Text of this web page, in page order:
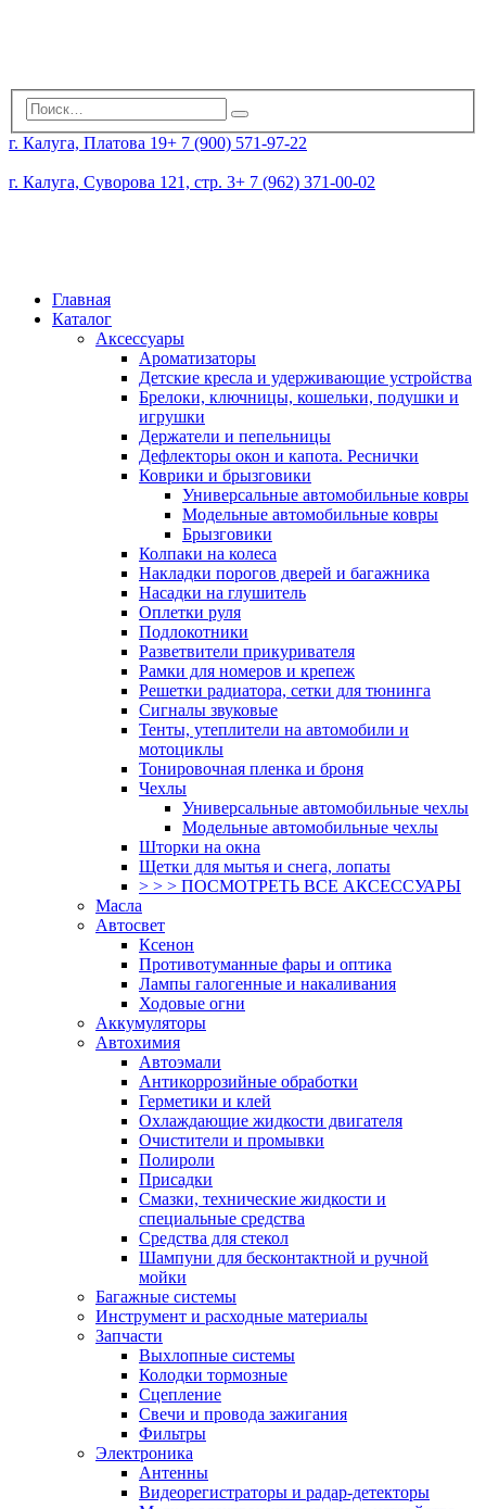
г. Калуга, Платова 19+ 7 (900) 571-97-22
г. Калуга, Суворова 121, стр. 3+ 7 (962) 371-00-02
Главная
Каталог
Аксессуары
Ароматизаторы
Детские кресла и удерживающие устройства
Брелоки, ключницы, кошельки, подушки и
игрушки
Держатели и пепельницы
Дефлекторы окон и капота. Реснички
Коврики и брызговики
Универсальные автомобильные ковры
Модельные автомобильные ковры
Брызговики
Колпаки на колеса
Накладки порогов дверей и багажника
Насадки на глушитель
Оплетки руля
Подлокотники
Разветвители прикуривателя
Рамки для номеров и крепеж
Решетки радиатора, сетки для тюнинга
Сигналы звуковые
Тенты, утеплители на автомобили и
мотоциклы
Тонировочная пленка и броня
Чехлы
Универсальные автомобильные чехлы
Модельные автомобильные чехлы
Шторки на окна
Щетки для мытья и снега, лопаты
> > > ПОСМОТРЕТЬ ВСЕ АКСЕССУАРЫ
Масла
Автосвет
Ксенон
Противотуманные фары и оптика
Лампы галогенные и накаливания
Ходовые огни
Аккумуляторы
Автохимия
Автоэмали
Антикоррозийные обработки
Герметики и клей
Охлаждающие жидкости двигателя
Очистители и промывки
Полироли
Присадки
Смазки, технические жидкости и
специальные средства
Средства для стекол
Шампуни для бесконтактной и ручной
мойки
Багажные системы
Инструмент и расходные материалы
Запчасти
Выхлопные системы
Колодки тормозные
Сцепление
Свечи и провода зажигания
Фильтры
Электроника
Антенны
Видеорегистраторы и радар-детекторы